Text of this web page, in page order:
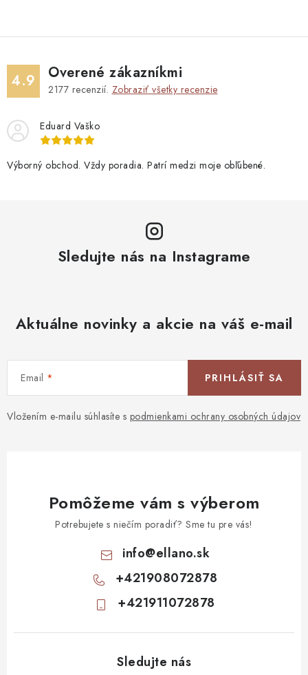
4.9 Overené zákazníkmi
2177 recenzií. Zobraziť všetky recenzie
Eduard Vaško
Výborný obchod. Vždy poradia. Patrí medzi moje obľúbené.
Sledujte nás na Instagrame
Aktuálne novinky a akcie na váš e-mail
Email
Vložením e-mailu súhlasíte s podmienkami ochrany osobných údajov
PRIHLÁSIŤ SA
Pomôžeme vám s výberom
Potrebujete s niečím poradiť? Sme tu pre vás!
info@ellano.sk
+421908072878
+421911072878